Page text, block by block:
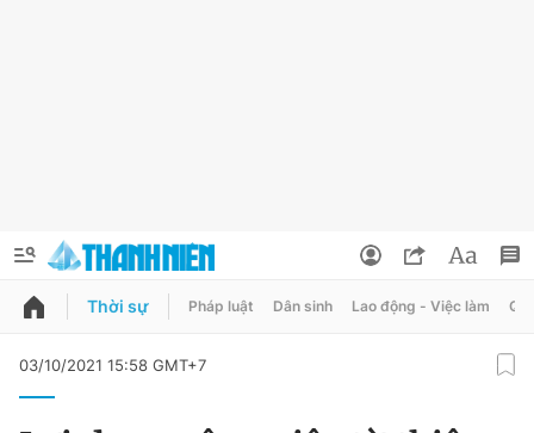
QUẢNG CÁO
Thời sự Pháp luật Dân sinh Lao động - Việc làm
03/10/2021 15:58 GMT+7